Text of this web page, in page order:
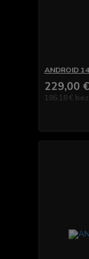
ANDROID
229,00 €
186,18 €